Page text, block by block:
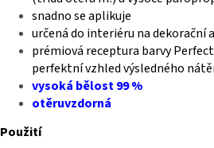
snadno se aplikuje
určená do interiéru na dekorační
prémiová receptura barvy
perfektní vzhled výsledného
vysoká bělost 99 %
otěruvzdorná
Použití